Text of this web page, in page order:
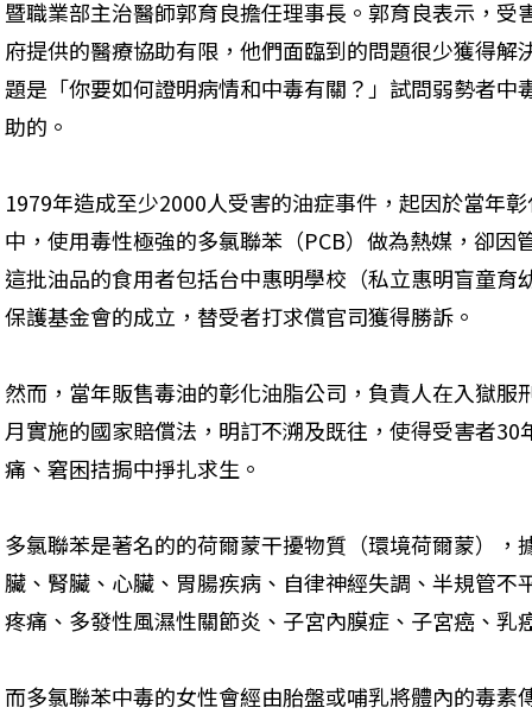
暨職業部主治醫師郭育良擔任理事長。郭育良表示，受
府提供的醫療協助有限，他們面臨到的問題很少獲得解
題是「你要如何證明病情和中毒有關？」試問弱勢者中
助的。
1979年造成至少2000人受害的油症事件，起因於當年
中，使用毒性極強的多氯聯苯（PCB）做為熱媒，卻因
這批油品的食用者包括台中惠明學校（私立惠明盲童育
保護基金會的成立，替受者打求償官司獲得勝訴。
然而，當年販售毒油的彰化油脂公司，負責人在入獄服
月實施的國家賠償法，明訂不溯及既往，使得受害者
痛、窘困拮挶中掙扎求生。
多氯聯苯是著名的的荷爾蒙干擾物質（環境荷爾蒙），
臟、腎臟、心臟、胃腸疾病、自律神經失調、半規管不
疼痛、多發性風濕性關節炎、子宮內膜症、子宮癌、乳
而多氯聯苯中毒的女性會經由胎盤或哺乳將體內的毒素